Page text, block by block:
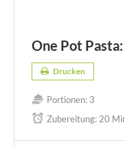
One Pot
Drucken
Portionen: 3
Zubereitung: 20